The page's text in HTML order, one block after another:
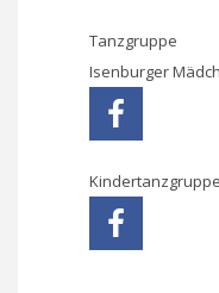
Tanzgruppe
Isenburger